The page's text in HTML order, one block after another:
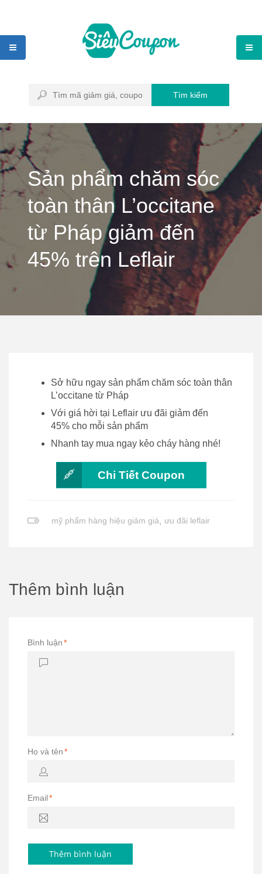
Tìm kiếm
Sản phẩm chăm sóc
toàn thân L’occitane
từ Pháp giảm đến
45% trên Leflair
Sở hữu ngay sản phẩm chăm sóc toàn thân
L’occitane từ Pháp
Với giá hời tại Leflair ưu đãi giảm đến
45% cho mỗi sản phẩm
Nhanh tay mua ngay kẻo cháy hàng nhé!
Chi Tiết Coupon
mỹ phẩm hàng hiệu giảm giá, ưu đãi leflair
Thêm bình luận
Bình luận*
Họ và tên*
Email*